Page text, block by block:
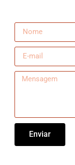
Enviar